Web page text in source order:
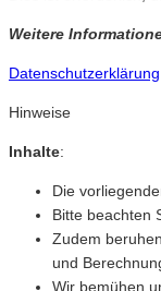
Weitere
Datenschutzerklärung
Hinweise
Inhalte:
Die
Bitte beachten
Zudem
und
Wir bemühen